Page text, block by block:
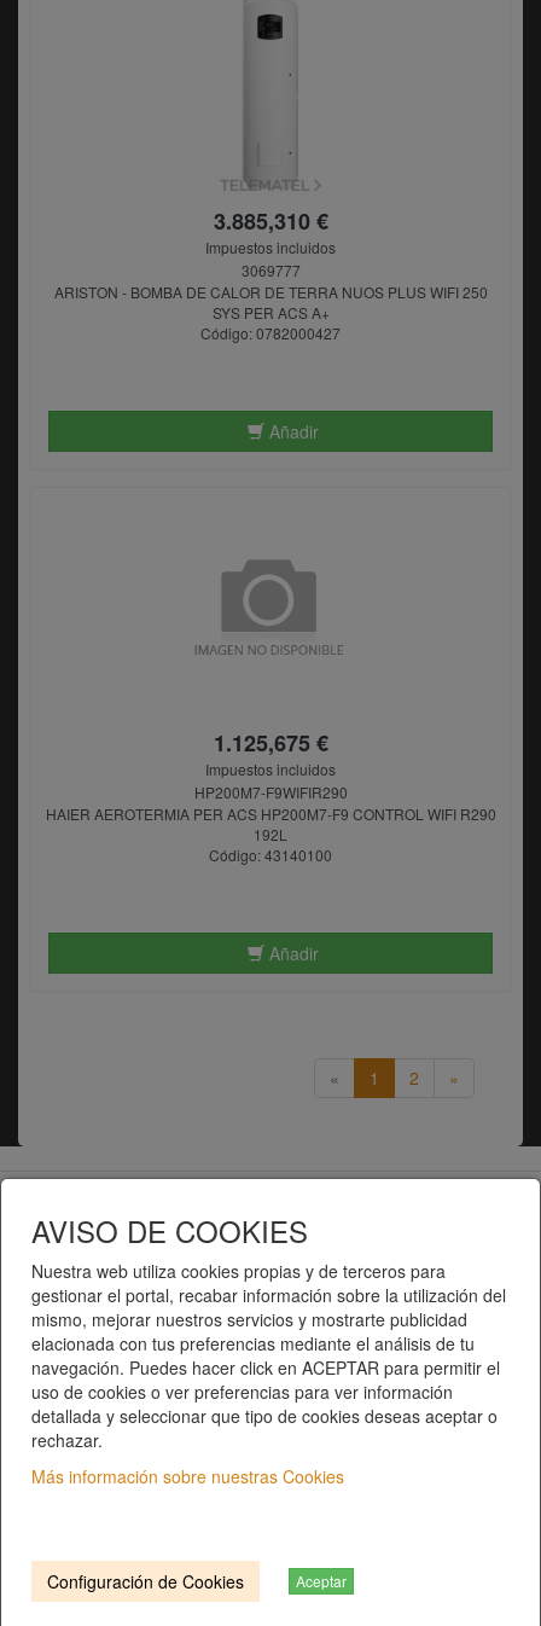
AVISO DE COOKIES
Nuestra web utiliza cookies propias y de terceros para
gestionar el portal, recabar información sobre la utilización del
mismo, mejorar nuestros servicios y mostrarte publicidad
elacionada con tus preferencias mediante el análisis de tu
navegación. Puedes hacer click en ACEPTAR para permitir el
uso de cookies o ver preferencias para ver información
detallada y seleccionar que tipo de cookies deseas aceptar o
rechazar.
Más información sobre nuestras Cookies
Configuración de Cookies Aceptar
3.885,310 €
Impuestos incluidos
3069777
ARISTON - BOMBA DE CALOR DE TERRA NUOS PLUS WIFI 250
SYS PER ACS A+
Código: 0782000427
Añadir
1.125,675 €
Impuestos incluidos
HP200M7-F9WIFIR290
HAIER AEROTERMIA PER ACS HP200M7-F9 CONTROL WIFI R290
192L
Código: 43140100
Añadir
« 1 2 »
Telematel S.L.
Inici
Qui som?|Contacte |Privacitat|
T. 972 401 552 |
info@gersal.com